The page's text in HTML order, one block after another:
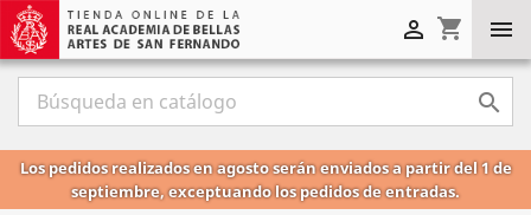

shopping_cart


Los pedidos realizados en agosto serán enviados a partir del 1 de
septiembre, exceptuando los pedidos de entradas.